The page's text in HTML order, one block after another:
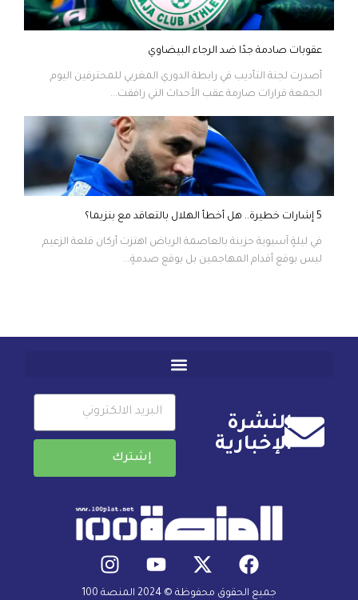
عقوبات صادمة جدًا ضد الرجاء البيضاوي
أصدرت لجنة التأديب في رابطة الدوري المغربي للمحترفين اليوم
الجمعة قرارات صارمة عقب الأحداث التي رافقت...
5 إشارات خطيرة.. هل أخطأ الهلال بالتعاقد مع بنزيما؟
في ليلةٍ آسيوية حزينة بالعاصمة الرياض اهتزت أركان قلعة الزعيم
ليس بوقع أقدام المهاجمين بل بوقع صدمةٍ...
النشرة
الإخبارية
إشترك
جميع الحقوق محفوظة © 2024 المنصة 100